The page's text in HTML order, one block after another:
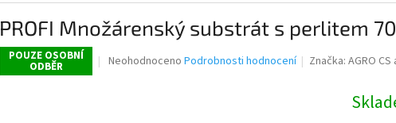
PROFI Množárenský substrát s perlitem
POUZE OSOBNÍ
ODBĚR
Průměrné
Neohodnoceno Podrobnosti hodnocení Značka:AGRO CS